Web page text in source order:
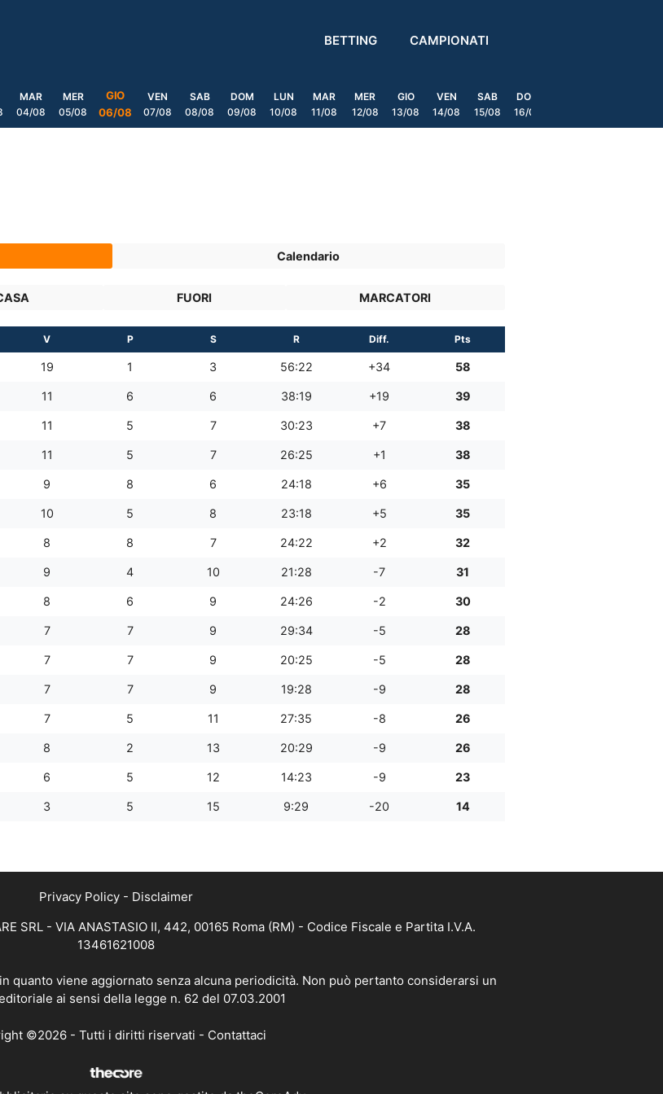
BETTING CAMPIONATI
MAR
04/08
MER
05/08
GIO
06/08
VEN
07/08
SAB
08/08
DOM
09/08
LUN
10/08
MAR
11/08
MER
12/08
GIO
13/08
VEN
14/08
SAB
15/08
DOM
16/08
Calendario
FUORI MARCATORI
V P S R Diff. Pts
19 1 3 56:22 +34 58
11 6 6 38:19 +19 39
11 5 7 30:23 +7 38
11 5 7 26:25 +1 38
9 8 6 24:18 +6 35
10 5 8 23:18 +5 35
8 8 7 24:22 +2 32
9 4 10 21:28 -7 31
8 6 9 24:26 -2 30
7 7 9 29:34 -5 28
7 7 9 20:25 -5 28
7 7 9 19:28 -9 28
7 5 11 27:35 -8 26
8 2 13 20:29 -9 26
6 5 12 14:23 -9 23
3 5 15 9:29 -20 14
Privacy Policy- Disclaimer
SRL - VIA ANASTASIO II, 442, 00165 Roma (RM) - Codice Fiscale e Partita I.V.A.
13461621008
quanto viene aggiornato senza alcuna periodicità. Non può pertanto considerarsi un
ai sensi della legge n. 62 del 07.03.2001
©2026 - Tutti i diritti riservati - Contattaci